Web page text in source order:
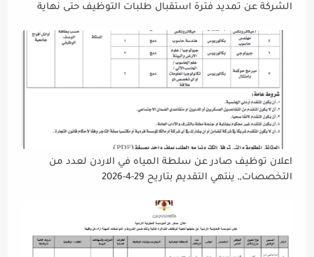
الشركة عن تمديد فترة استقبال طلبات التوظيف حتى نهاية
إتاحة الفرصة الكافية أمام الجميع لاستكمال إجراءات التقديم.
اعلان توظيف صادر عن سلطة المياه في الاردن لعدد من
التخصصات,, ينتهي التقديم بتاريح 29-4-2026